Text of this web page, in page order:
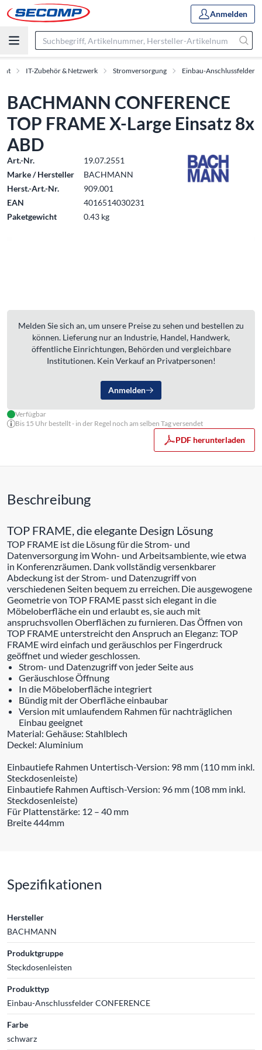
Anmelden
IT-Zubehör & Netzwerk Stromversorgung Einbau-Anschlussfelder
BACHMANN CONFERENCE
TOP FRAME X-Large Einsatz 8x
ABD
Art.-Nr.
19.07.2551
Marke / Hersteller
BACHMANN
Herst.-Art.-Nr.
909.001
EAN
4016514030231
Paketgewicht
0.43 kg
Melden Sie sich an, um unsere Preise zu sehen und bestellen zu
können. Lieferung nur an Industrie, Handel, Handwerk,
öffentliche Einrichtungen, Behörden und vergleichbare
Institutionen. Kein Verkauf an Privatpersonen!
Anmelden
Verfügbar
Bis 15 Uhr bestellt - in der Regel noch am selben Tag versendet
PDF herunterladen
Beschreibung
TOP FRAME, die elegante Design Lösung
TOP FRAME ist die Lösung für die Strom- und
Datenversorgung im Wohn- und Arbeitsambiente, wie etwa
in Konferenzräumen. Dank vollständig versenkbarer
Abdeckung ist der Strom- und Datenzugriff von
verschiedenen Seiten bequem zu erreichen. Die ausgewogene
Geometrie von TOP FRAME passt sich elegant in die
Möbeloberfläche ein und erlaubt es, sie auch mit
anspruchsvollen Oberflächen zu furnieren. Das Öffnen von
TOP FRAME unterstreicht den Anspruch an Eleganz: TOP
FRAME wird einfach und geräuschlos per Fingerdruck
geöffnet und wieder geschlossen.
Strom- und Datenzugriff von jeder Seite aus
Geräuschlose Öffnung
In die Möbeloberfläche integriert
Bündig mit der Oberfläche einbaubar
Version mit umlaufendem Rahmen für nachträglichen
Einbau geeignet
Material: Gehäuse: Stahlblech
Deckel: Aluminium
Einbautiefe Rahmen Untertisch-Version: 98 mm (110 mm inkl.
Steckdosenleiste)
Einbautiefe Rahmen Auftisch-Version: 96 mm (108 mm inkl.
Steckdosenleiste)
Für Plattenstärke: 12 – 40 mm
Breite 444mm
Spezifikationen
Hersteller
BACHMANN
Produktgruppe
Steckdosenleisten
Produkttyp
Einbau-Anschlussfelder CONFERENCE
Farbe
schwarz